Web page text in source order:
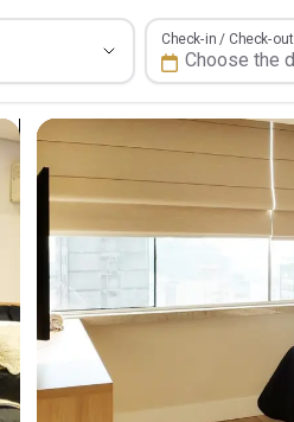
Check-in / Check-out